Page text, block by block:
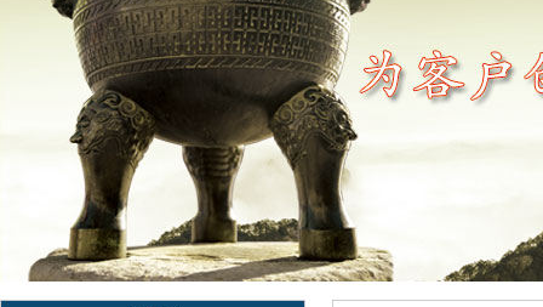
DOEPFER/MIKRON